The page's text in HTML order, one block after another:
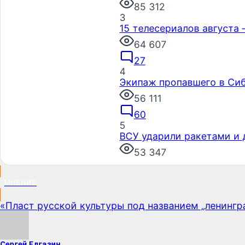
85 312
3
15 телесериалов
64 607
27
4
Экипаж пропавшего в
56 111
60
5
ВСУ ударили ракетами и
53 347
«Пласт русской культуры под названием